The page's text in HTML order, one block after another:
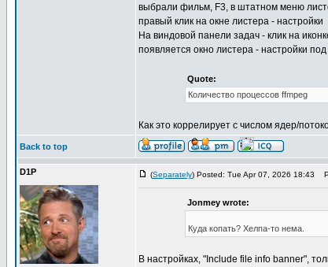
выбрали фильм, F3, в штатном меню
правый клик на окне лиcтера - настройки
На виндовой панели задач - клик на
появляется окно листера - настройки
Quote:
Количество процессов ffmpeg
Как это коррелирует с числом ядер/
Back to top
D1P (Separately) Posted: Tue Apr 07, 2026 18:43
Jonmey wrote:
Куда копать? Хелпа-то нема.
В настройкаx, "Include file info banner",